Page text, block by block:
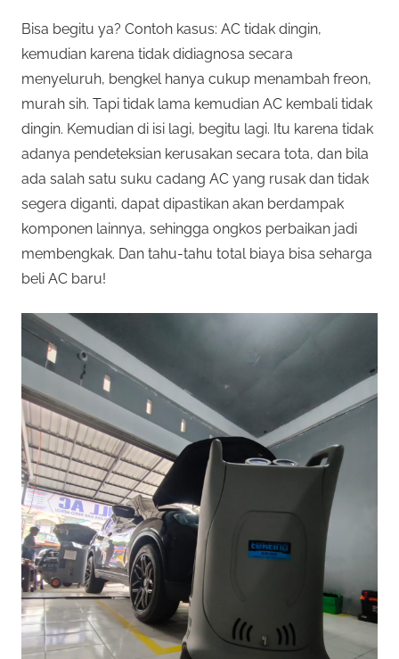
Bisa begitu ya? Contoh kasus: AC tidak dingin,
kemudian karena tidak didiagnosa secara
menyeluruh, bengkel hanya cukup menambah freon,
murah sih. Tapi tidak lama kemudian AC kembali tidak
dingin. Kemudian di isi lagi, begitu lagi. Itu karena tidak
adanya pendeteksian kerusakan secara tota, dan bila
ada salah satu suku cadang AC yang rusak dan tidak
segera diganti, dapat dipastikan akan berdampak
komponen lainnya, sehingga ongkos perbaikan jadi
membengkak. Dan tahu-tahu total biaya bisa seharga
beli AC baru!